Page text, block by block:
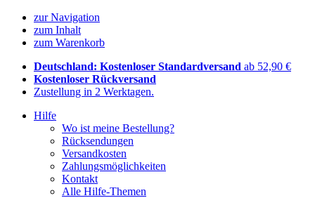
zur Navigation
zum Inhalt
zum Warenkorb
Deutschland: Kostenloser Standardversand ab 52,90 €
Kostenloser Rückversand
Zustellung in 2 Werktagen.
Hilfe
Wo ist meine Bestellung?
Rücksendungen
Versandkosten
Zahlungsmöglichkeiten
Kontakt
Alle Hilfe-Themen